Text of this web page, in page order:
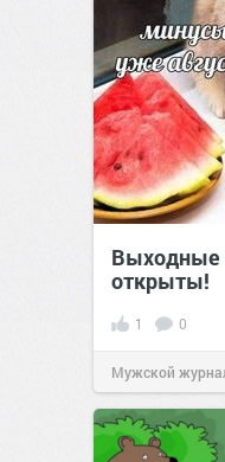
Выходные
открыты!
1 0
Мужской